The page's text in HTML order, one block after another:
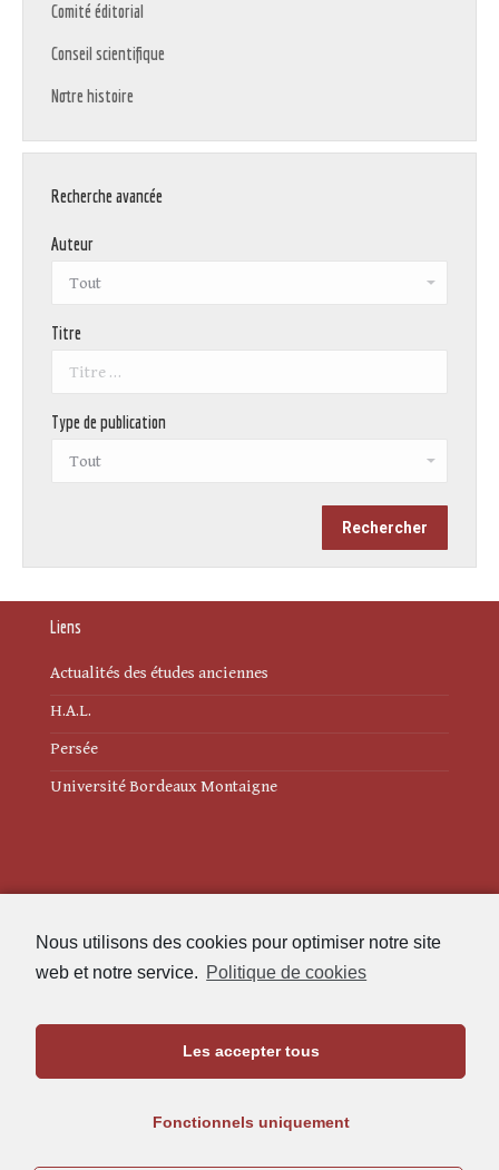
Nous utilisons des cookies pour optimiser notre site
web et notre service. Politique de cookies
Les accepter tous
Fonctionnels uniquement
Comité éditorial
Conseil scientifique
Notre histoire
Recherche avancée
Auteur
Titre
Type de publication
Liens
Actualités des études anciennes
H.A.L.
Persée
Université Bordeaux Montaigne
Politique de cookies (UE)
Maison de l'Archéologie